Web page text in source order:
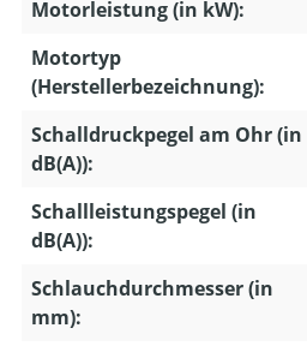
Motorleistung (in kW):
Motortyp
(Herstellerbezeichnung):
Schalldruckpegel am Ohr (in
dB(A)):
Schallleistungspegel (in
dB(A)):
Schlauchdurchmesser (in
mm):